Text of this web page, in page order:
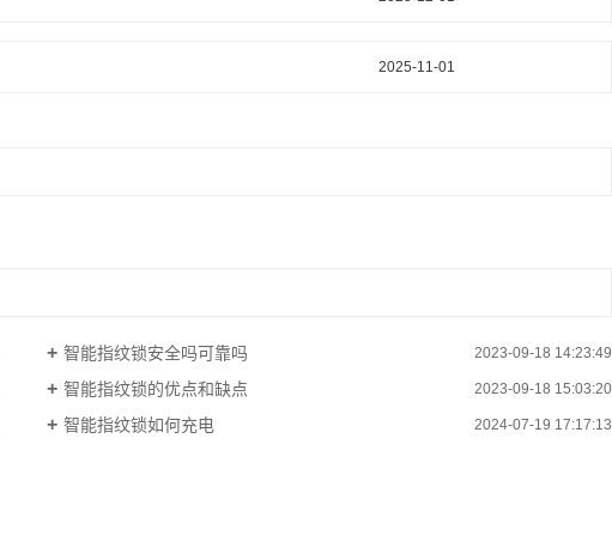
2025-11-01
智能指纹锁安全吗可靠吗 2023-09-18 14:23:49
智能指纹锁的优点和缺点 2023-09-18 15:03:20
智能指纹锁如何充电 2024-07-19 17:17:13